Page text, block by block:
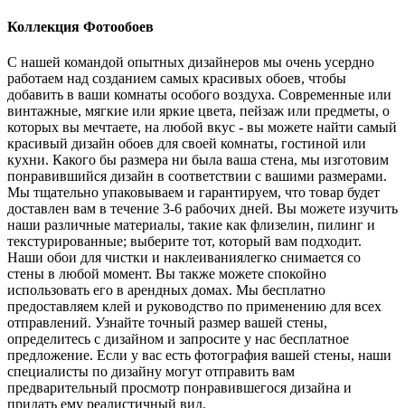
Коллекция Фотообоев
С нашей командой опытных дизайнеров мы очень усердно
работаем над созданием самых красивых обоев, чтобы
добавить в ваши комнаты особого воздуха. Современные или
винтажные, мягкие или яркие цвета, пейзаж или предметы, о
которых вы мечтаете, на любой вкус - вы можете найти самый
красивый дизайн обоев для своей комнаты, гостиной или
кухни. Какого бы размера ни была ваша стена, мы изготовим
понравившийся дизайн в соответствии с вашими размерами.
Мы тщательно упаковываем и гарантируем, что товар будет
доставлен вам в течение 3-6 рабочих дней. Вы можете изучить
наши различные материалы, такие как флизелин, пилинг и
текстурированные; выберите тот, который вам подходит.
Наши обои для чистки и наклеиваниялегко снимается со
стены в любой момент. Вы также можете спокойно
использовать его в арендных домах. Мы бесплатно
предоставляем клей и руководство по применению для всех
отправлений. Узнайте точный размер вашей стены,
определитесь с дизайном и запросите у нас бесплатное
предложение. Если у вас есть фотография вашей стены, наши
специалисты по дизайну могут отправить вам
предварительный просмотр понравившегося дизайна и
придать ему реалистичный вид.